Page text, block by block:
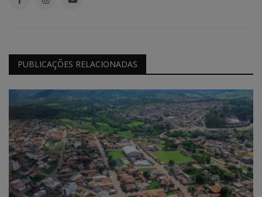
PUBLICAÇÕES RELACIONADAS